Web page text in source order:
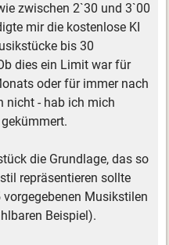
zwischen 2`30 und 3`00
mir die kostenlose KI
bis 30
dies ein Limit war für
oder für immer nach
nicht - hab ich mich
die Grundlage, das so
repräsentieren sollte
Musikstilen
Beispiel).